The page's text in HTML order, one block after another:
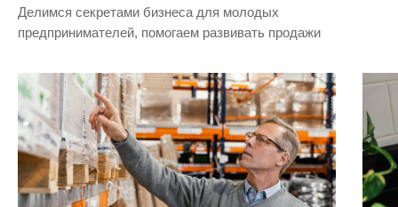
Делимся секретами бизнеса для молодых
предпринимателей, помогаем развивать продажи